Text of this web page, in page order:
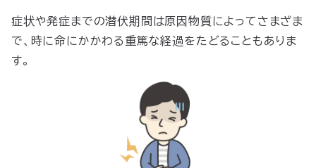
症状や発症までの潜伏期間は原因物質によってさまざま
で、時に命にかかわる重篤な経過をたどることもありま
す。